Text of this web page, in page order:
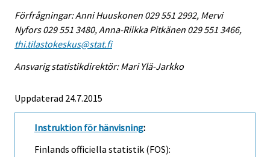
Förfrågningar: Anni Huuskonen 029 551 2992, Mervi
Nyfors 029 551 3480, Anna-Riikka Pitkänen 029 551 3466,
thi.tilastokeskus@stat.fi
Ansvarig statistikdirektör: Mari Ylä-Jarkko
Uppdaterad 24.7.2015
Instruktion för hänvisning:
Finlands officiella statistik (FOS):